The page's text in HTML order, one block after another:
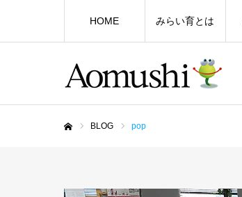
HOME みらい育とは
BLOG pop